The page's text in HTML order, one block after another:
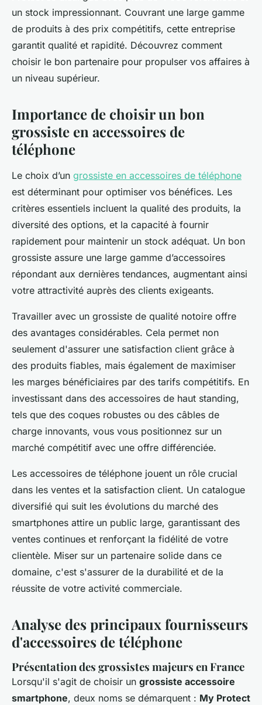
un stock impressionnant. Couvrant une large gamme
de produits à des prix compétitifs, cette entreprise
garantit qualité et rapidité. Découvrez comment
choisir le bon partenaire pour propulser vos affaires à
un niveau supérieur.
Importance de choisir un bon
grossiste en accessoires de
téléphone
Le choix d’un grossiste en accessoires de téléphone
est déterminant pour optimiser vos bénéfices. Les
critères essentiels incluent la qualité des produits, la
diversité des options, et la capacité à fournir
rapidement pour maintenir un stock adéquat. Un bon
grossiste assure une large gamme d’accessoires
répondant aux dernières tendances, augmentant ainsi
votre attractivité auprès des clients exigeants.
Travailler avec un grossiste de qualité notoire offre
des avantages considérables. Cela permet non
seulement d'assurer une satisfaction client grâce à
des produits fiables, mais également de maximiser
les marges bénéficiaires par des tarifs compétitifs. En
investissant dans des accessoires de haut standing,
tels que des coques robustes ou des câbles de
charge innovants, vous vous positionnez sur un
marché compétitif avec une offre différenciée.
Les accessoires de téléphone jouent un rôle crucial
dans les ventes et la satisfaction client. Un catalogue
diversifié qui suit les évolutions du marché des
smartphones attire un public large, garantissant des
ventes continues et renforçant la fidélité de votre
clientèle. Miser sur un partenaire solide dans ce
domaine, c'est s'assurer de la durabilité et de la
réussite de votre activité commerciale.
Analyse des principaux fournisseurs
d'accessoires de téléphone
Présentation des grossistes majeurs en France
Lorsqu'il s'agit de choisir un grossiste accessoire
smartphone, deux noms se démarquent : My Protect